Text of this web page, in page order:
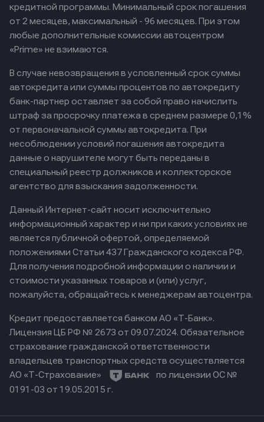
кредитной программы. Минимальный срок погашения
от 2 месяцев, максимальный - 96 месяцев. При этом
любые дополнительные комиссии автоцентром
«Prime» не взимаются.
В случае невозвращения в условленный срок суммы
автокредита или суммы процентов по автокредиту
банк-партнер оставляет за собой право начислить
штраф за просрочку платежа в среднем размере 0,1%
от первоначальной суммы автокредита. При
несоблюдении условий погашения автокредита
данные о нарушителе могут быть переданы в
специальный реестр должников и коллекторское
агентство для взыскания задолженности.
Данный Интернет-сайт носит исключительно
информационный характер и ни при каких условиях не
является публичной офертой, определяемой
положениями Статьи 437 Гражданского кодекса РФ.
Для получения подробной информации о наличии и
стоимости указанных товаров и (или) услуг,
пожалуйста, обращайтесь к менеджерам автоцентра.
Кредит предоставляется банком АО «Т-Банк».
Лицензия ЦБ РФ № 2673 от 09.07.2024. Обязательное
страхование гражданской ответственности
владельцев транспортных средств осуществляется
АО «Т-Страхование»
по лицензии ОС №
0191-03 от 19.05.2015 г.